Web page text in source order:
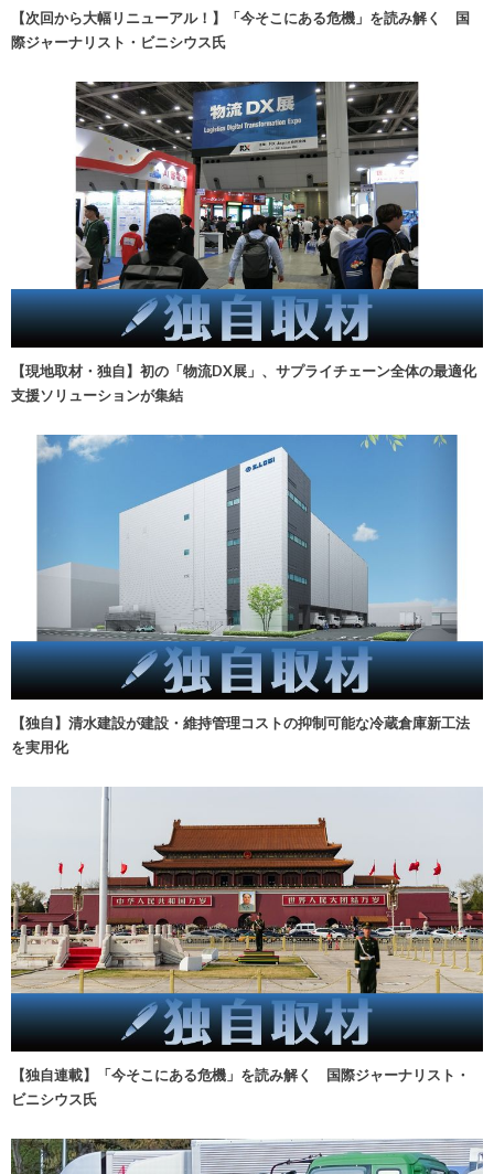
【次回から大幅リニューアル！】「今そこにある危機」を読み解く 国
際ジャーナリスト・ビニシウス氏
【現地取材・独自】初の「物流DX展」、サプライチェーン全体の最適化
支援ソリューションが集結
【独自】清水建設が建設・維持管理コストの抑制可能な冷蔵倉庫新工法
を実用化
【独自連載】「今そこにある危機」を読み解く 国際ジャーナリスト・
ビニシウス氏